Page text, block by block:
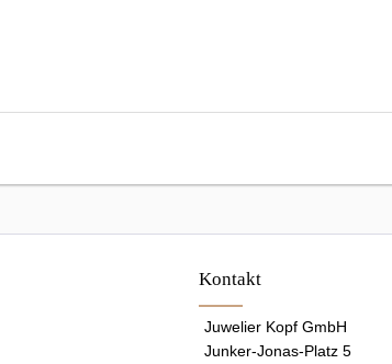
Kontakt
Juwelier Kopf GmbH
Junker-Jonas-Platz 5